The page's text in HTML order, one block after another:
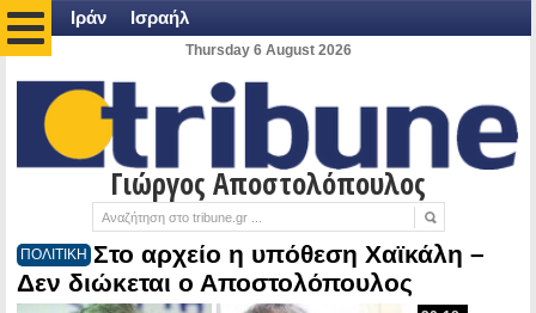
Ιράν Ισραήλ
Thursday 6 August 2026
Γιώργος Αποστολόπουλος
ΠΟΛΙΤΙΚΗ Στο αρχείο η υπόθεση Χαϊκάλη –
Δεν διώκεται ο Αποστολόπουλος